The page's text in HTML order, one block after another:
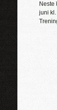
Neste
juni